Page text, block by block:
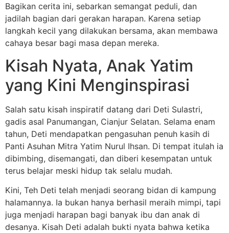
Bagikan cerita ini, sebarkan semangat peduli, dan
jadilah bagian dari gerakan harapan. Karena setiap
langkah kecil yang dilakukan bersama, akan membawa
cahaya besar bagi masa depan mereka.
Kisah Nyata, Anak Yatim
yang Kini Menginspirasi
Salah satu kisah inspiratif datang dari Deti Sulastri,
gadis asal Panumangan, Cianjur Selatan. Selama enam
tahun, Deti mendapatkan pengasuhan penuh kasih di
Panti Asuhan Mitra Yatim Nurul Ihsan. Di tempat itulah ia
dibimbing, disemangati, dan diberi kesempatan untuk
terus belajar meski hidup tak selalu mudah.
Kini, Teh Deti telah menjadi seorang bidan di kampung
halamannya. Ia bukan hanya berhasil meraih mimpi, tapi
juga menjadi harapan bagi banyak ibu dan anak di
desanya. Kisah Deti adalah bukti nyata bahwa ketika